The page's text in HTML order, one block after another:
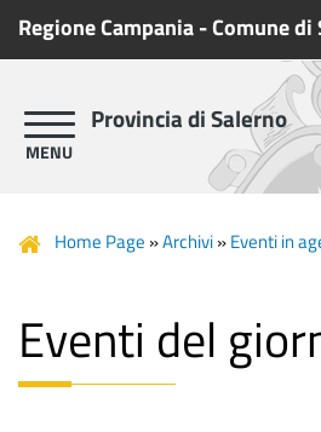
Regione Campania-Comune di
Provincia di Salerno
Home Page »Archivi»Eventi in
Eventi del